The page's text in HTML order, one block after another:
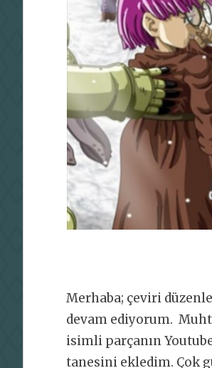
Merhaba; çeviri
devam ediyorum.
isimli parçanın
tanesini ekledim. Çok